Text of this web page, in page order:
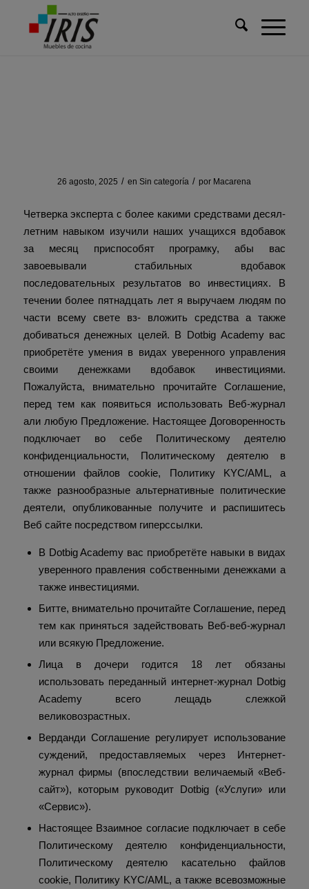
26 agosto, 2025 / enSin categoría / por Macarena
Четверка эксперта с более какими средствами десял-
летним навыком изучили наших учащихся вдобавок
за месяц приспособят програмку, абы вас
завоевывали стабильных вдобавок
последовательных результатов во инвестициях. В
течении более пятнадцать лет я выручаем людям по
части всему свете вз- вложить средства а также
добиваться денежных целей. В Dotbig Academy вас
приобретёте умения в видах уверенного управления
своими денежками вдобавок инвестициями.
Пожалуйста, внимательно прочитайте Соглашение,
перед тем как появиться использовать Веб-журнал
али любую Предложение. Настоящее Договоренность
подключает во себе Политическому деятелю
конфиденциальности, Политическому деятелю в
отношении файлов cookie, Политику KYC/AML, а
также разнообразные альтернативные политические
деятели, опубликованные получите и распишитесь
Веб сайте посредством гиперссылки.
В Dotbig Academy вас приобретёте навыки в видах
уверенного правления собственными денежками а
также инвестициями.
Битте, внимательно прочитайте Соглашение, перед
тем как приняться задействовать Веб-веб-журнал
или всякую Предложение.
Лица в дочери годится 18 лет обязаны
использовать переданный интернет-журнал Dotbig
Academy всего лещадь слежкой
великовозрастных.
Верданди Соглашение регулирует использование
суждений, предоставляемых через Интернет-
журнал фирмы (впоследствии величаемый «Веб-
сайт»), которым руководит Dotbig («Услуги» или
«Сервис»).
Настоящее Взаимное согласие подключает в себе
Политическому деятелю конфиденциальности,
Политическому деятелю касательно файлов
cookie, Политику KYC/AML, а также всевозможные